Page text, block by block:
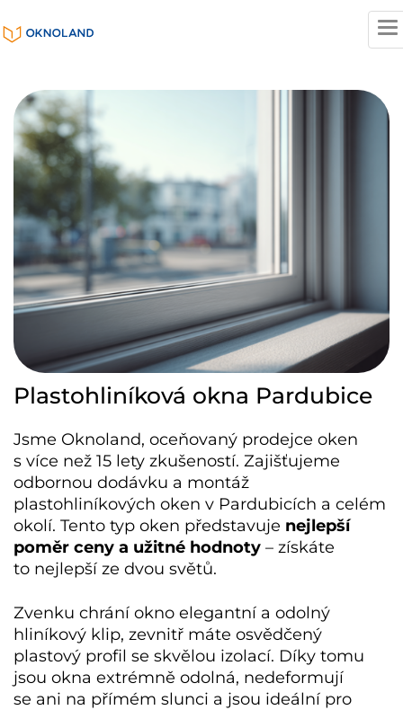
Plastohliníková okna Pardubice
Jsme Oknoland, oceňovaný prodejce oken
s více než 15 lety zkušeností. Zajišťujeme
odbornou dodávku a montáž
plastohliníkových oken v Pardubicích a celém
okolí. Tento typ oken představuje nejlepší
poměr ceny a užitné hodnoty – získáte
to nejlepší ze dvou světů.
Zvenku chrání okno elegantní a odolný
hliníkový klip, zevnitř máte osvědčený
plastový profil se skvělou izolací. Díky tomu
jsou okna extrémně odolná, nedeformují
se ani na přímém slunci a jsou ideální pro